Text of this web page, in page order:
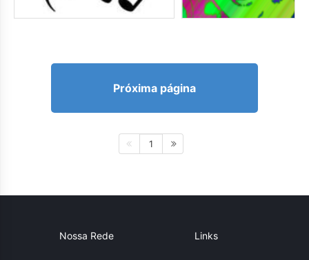
Próxima página
1
Nossa Rede Links